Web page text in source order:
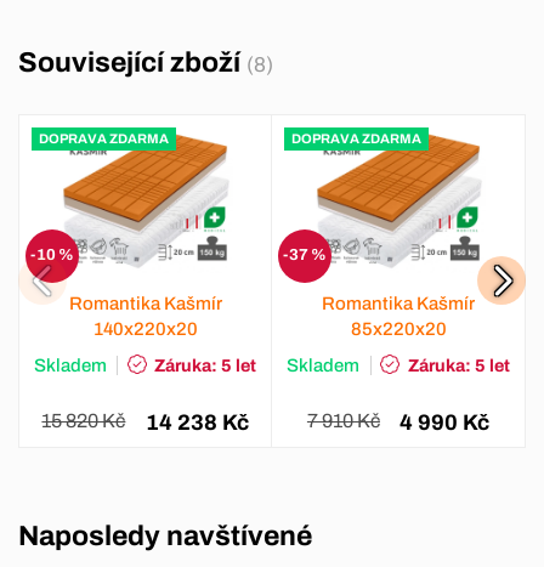
Související zboží (8)
DOPRAVA ZDARMA
-10 %
Romantika Kašmír
140x220x20
Skladem
Záruka: 5 let
15 820 Kč 14 238 Kč
DOPRAVA ZDARMA
-37 %
Romantika Kašmír
85x220x20
Skladem
Záruka: 5 let
7 910 Kč 4 990 Kč
Naposledy navštívené